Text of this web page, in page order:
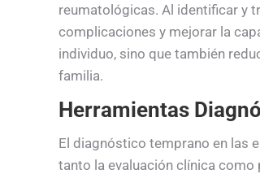
reumatológicas. Al identificar y
complicaciones y mejorar la
individuo, sino que también
familia.
Herramientas
El diagnóstico temprano en las
tanto la evaluación clínica